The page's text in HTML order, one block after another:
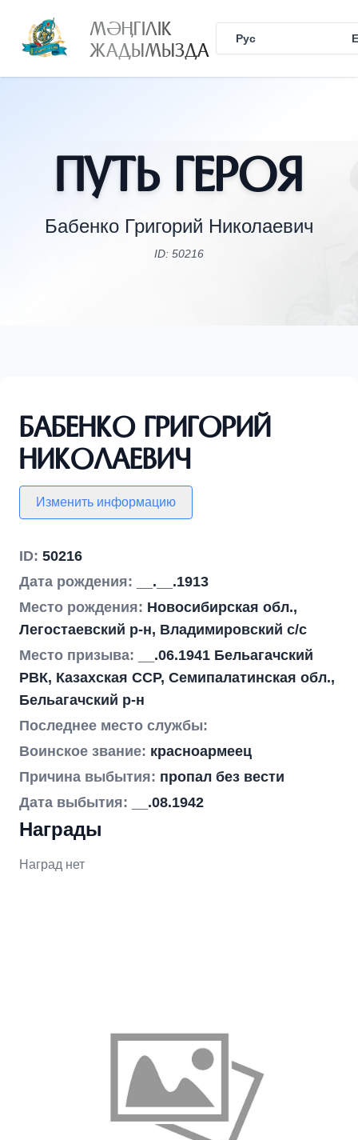
МӘҢГІЛІК
ЖАДЫМЫЗДА Рус
Путь Героя
Бабенко Григорий Николаевич
ID: 50216
Бабенко Григорий
Николаевич
Изменить информацию
ID: 50216
Дата рождения:
__.__.1913
Место рождения: Новосибирская обл.,
Легостаевский р-н, Владимировский с/с
Место призыва:
__.06.1941 Бельагачский
РВК, Казахская ССР, Семипалатинская обл.,
Бельагачский р-н
Последнее место службы:
Воинское звание: красноармеец
Причина выбытия: пропал без вести
Дата выбытия:
__.08.1942
Награды
Наград нет